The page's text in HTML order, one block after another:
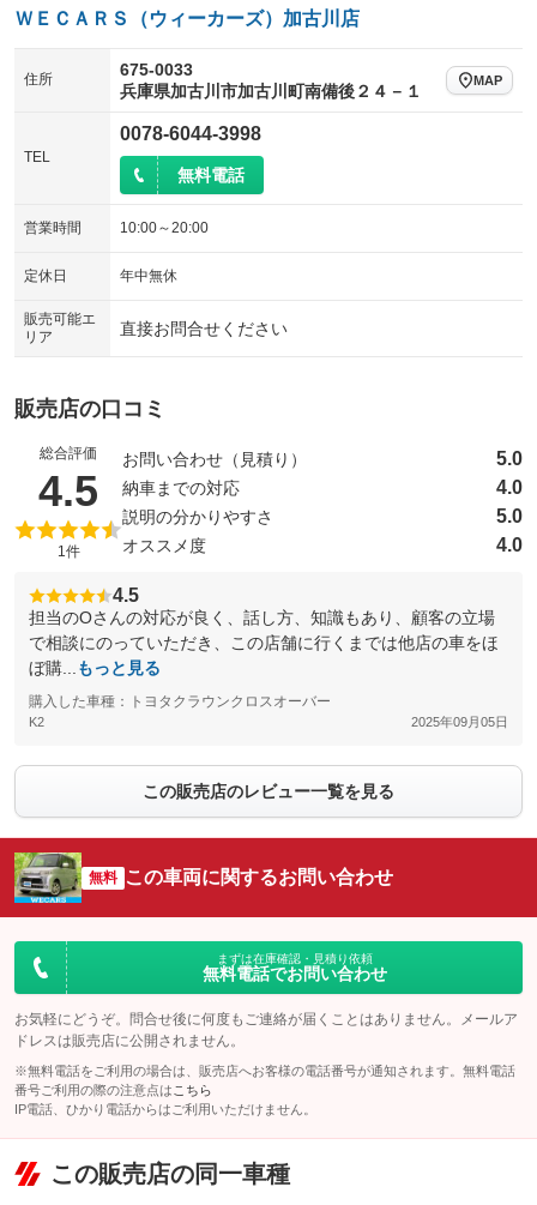
ＷＥＣＡＲＳ（ウィーカーズ）加古川店
住所
675-0033
兵庫県加古川市加古川町南備後２４－１
MAP
TEL
0078-6044-3998
無料電話
営業時間 10:00～20:00
定休日 年中無休
販売可能エ
リア
直接お問合せください
販売店の口コミ
総合評価
4.5 （5点満点中）
1件
お問い合わせ（見積り） 5.0
納車までの対応 4.0
説明の分かりやすさ 5.0
オススメ度 4.0
4.5
担当のOさんの対応が良く、話し方、知識もあり、顧客の立場
で相談にのっていただき、この店舗に行くまでは他店の車をほ
ぼ購...
もっと見る
購入した車種：トヨタクラウンクロスオーバー
K2 2025年09月05日
この販売店のレビュー一覧を見る
無料 この車両に関するお問い合わせ
まずは在庫確認・見積り依頼
無料電話でお問い合わせ
お気軽にどうぞ。問合せ後に何度もご連絡が届くことはありません。メールア
ドレスは販売店に公開されません。
※無料電話をご利用の場合は、販売店へお客様の電話番号が通知されます。無料電話
番号ご利用の際の注意点は こちら
IP電話、ひかり電話からはご利用いただけません。
この販売店の同一車種